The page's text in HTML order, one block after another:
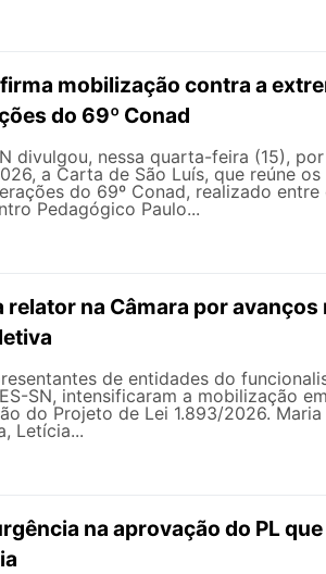
mobilização contra a
do 69º Conad
divulgou, nessa quarta-feira (15), por
a Carta de São Luís, que reúne os
do 69º Conad, realizado entre
Pedagógico Paulo...
relator na Câmara por avanços
de entidades do
SN, intensificaram a mobilização em
do Projeto de Lei 1.893/2026. Maria
Letícia...
na aprovação do PL que